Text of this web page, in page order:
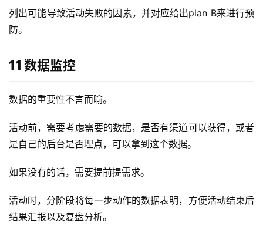
列出可能导致活动失败的因素，并对应给出plan B来进行预
防。
11 数据监控
数据的重要性不言而喻。
活动前，需要考虑需要的数据，是否有渠道可以获得，或者
是自己的后台是否埋点，可以拿到这个数据。
如果没有的话，需要提前提需求。
活动时，分阶段将每一步动作的数据表明，方便活动结束后
结果汇报以及复盘分析。